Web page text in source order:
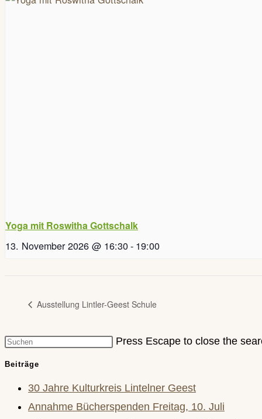
Yoga mit Roswitha Gottschalk
13. November 2026 @ 16:30- 19:00
Ausstellung Lintler-Geest Schule
Press Escape to close the
Beiträge
30 Jahre Kulturkreis Lintelner Geest
Annahme Bücherspenden Freitag, 10. Juli